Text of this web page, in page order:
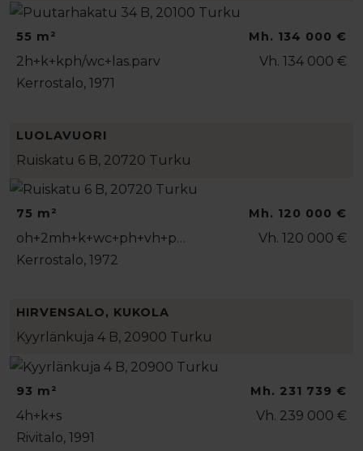
55 m²
2h+k+kph/wc+las.parv
Kerrostalo, 1971
Mh. 134 000 €
Vh. 134 000 €
LUOLAVUORI
Ruiskatu 6 B, 20720 Turku
75 m²
oh+2mh+k+wc+ph+vh+p…
Kerrostalo, 1972
Mh. 120 000 €
Vh. 120 000 €
HIRVENSALO, KUKOLA
Kyyrlänkuja 4 B, 20900 Turku
93 m²
4h+k+s
Rivitalo, 1991
Mh. 231 739 €
Vh. 239 000 €